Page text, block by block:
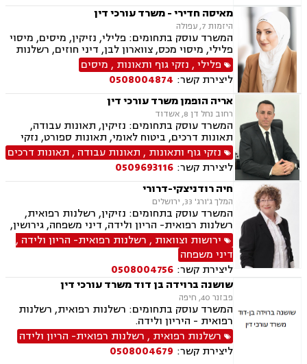
מאיסה חדירי - משרד עורכי דין
היזמות 7, עפולה
המשרד עוסק בתחומים: פלילי, נזיקין, מיסים, מיסוי
פלילי, מיסוי מכס, צווארון לבן, דיני חוזים, רשלנות
רפואית, דיני ביטוח, דיני חברות, הוצאה לפועל,
ביטוח לאומי, דיני עבודה, חדלות פירעון, עבירות
מס, תאונות עבודה, תאונות תלמידים, תביעות גזזת
פלילי, נזקי גוף ותאונות , מיסים
ליצירת קשר: 0508004874
אריה הופמן משרד עורכי דין
רחוב נחל דן 8, אשדוד
המשרד עוסק בתחומים: נזיקין, תאונות עבודה,
תאונות דרכים, ביטוח לאומי, תאונות ספורט, נזקי
גוף, דיני ביטוח, רשלנות רפואית, דיני צבא ובטחון,
ירושות וצוואות
נזקי גוף ותאונות , תאונות עבודה , תאונות דרכים
ליצירת קשר: 0509693116
חיה רודניצקי-דרורי
המלך ג'ורג' 33, ירושלים
המשרד עוסק בתחומים: נזיקין, רשלנות רפואית,
רשלנות רפואית- הריון ולידה, דיני משפחה, גירושין,
גישור במשפחה, ירושות וצוואות, הסכמי ממון,
משמורת, פונדקאות, אפוטרופסות, ניכור הורי
ירושות וצוואות , רשלנות רפואית- הריון ולידה ,
דיני משפחה
ליצירת קשר: 0508004756
שושנה ברוידה בן דוד משרד עורכי דין
פבזנר 40, חיפה
המשרד עוסק בתחומים: רשלנות רפואית, רשלנות
רפואית - היריון ולידה.
רשלנות רפואית , רשלנות רפואית- הריון ולידה
ליצירת קשר: 0508004679